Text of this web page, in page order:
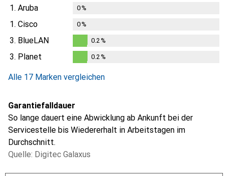
1. Aruba 0%
1. Cisco 0%
3. BlueLAN
0.2%
0.2 %
3. Planet 0.2 %
Alle 17 Marken vergleichen
Garantiefalldauer
So lange dauert eine Abwicklung ab Ankunft bei der
Servicestelle bis Wiedererhalt in Arbeitstagen im
Durchschnitt.
Quelle: Digitec Galaxus